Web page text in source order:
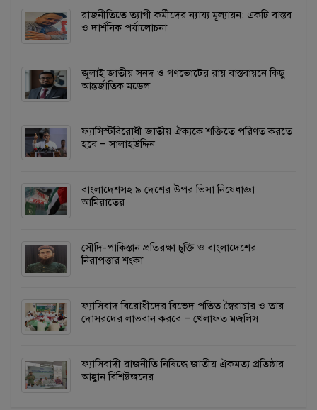
রাজনীতিতে ত্যাগী কর্মীদের ন্যায্য মূল্যায়ন: একটি বাস্তব
ও দার্শনিক পর্যালোচনা
জুলাই জাতীয় সনদ ও গণভোটের রায় বাস্তবায়নে কিছু
আন্তর্জাতিক মডেল
ফ্যাসিস্টবিরোধী জাতীয় ঐক্যকে শক্তিতে পরিণত করতে
হবে – সালাহউদ্দিন
বাংলাদেশসহ ৯ দেশের উপর ভিসা নিষেধাজ্ঞা
আমিরাতের
সৌদি-পাকিস্তান প্রতিরক্ষা চুক্তি ও বাংলাদেশের
নিরাপত্তার শংকা
ফ্যাসিবাদ বিরোধীদের বিভেদ পতিত স্বৈরাচার ও তার
দোসরদের লাভবান করবে – খেলাফত মজলিস
ফ্যাসিবাদী রাজনীতি নিষিদ্ধে জাতীয় ঐকমত্য প্রতিষ্ঠার
আহ্বান বিশিষ্টজনের